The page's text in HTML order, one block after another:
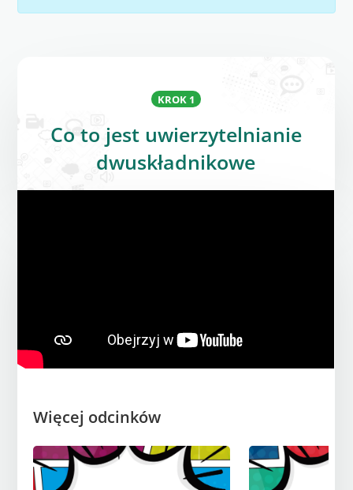
KROK 1
Co to jest uwierzytelnianie
dwuskładnikowe
Więcej odcinków